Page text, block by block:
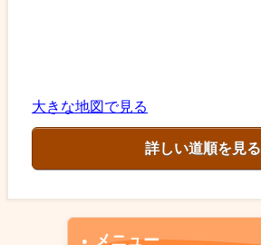
大きな地図で見る
詳しい道順を見る
メニュー